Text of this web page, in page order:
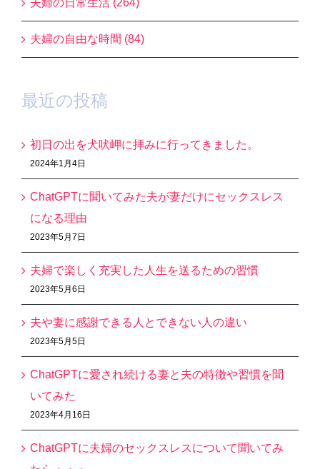
夫婦の自由な時間 (84)
最近の投稿
初日の出を犬吠岬に拝みに行ってきました。
2024年1月4日
ChatGPTに聞いてみた夫が妻だけにセックスレス
になる理由
2023年5月7日
夫婦で楽しく充実した人生を送るための習慣
2023年5月6日
夫や妻に感謝できる人とできない人の違い
2023年5月5日
ChatGPTに愛され続ける妻と夫の特徴や習慣を聞
いてみた
2023年4月16日
ChatGPTに夫婦のセックスレスについて聞いてみ